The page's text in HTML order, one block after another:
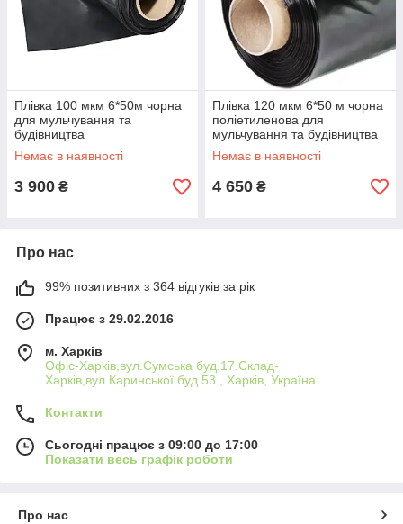
Плівка 100 мкм 6*50м чорна
для мульчування та
будівництва
Немає в наявності
3 900 ₴
Плівка 120 мкм 6*50 м чорна
поліетиленова для
мульчування та будівництва
Немає в наявності
4 650 ₴
Про нас
99% позитивних з 364 відгуків за рік
Працює з 29.02.2016
м. Харків
Офіс-Харків,вул.Сумська буд.17.Склад-
Харків,вул.Каринської буд.53., Харків, Україна
Контакти
Сьогодні працює з 09:00 до 17:00
Показати весь графік роботи
Про нас